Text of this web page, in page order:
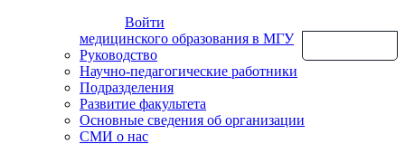
Войти
медицинского образования в МГУ
Руководство
Научно-педагогические работники
Подразделения
Развитие факультета
Основные сведения об организации
СМИ о нас